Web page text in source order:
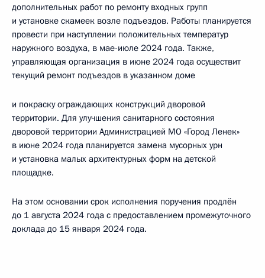
дополнительных работ по ремонту входных групп
и установке скамеек возле подъездов. Работы планируется
провести при наступлении положительных температур
наружного воздуха, в мае-июле 2024 года. Также,
управляющая организация в июне 2024 года осуществит
текущий ремонт подъездов в указанном доме
и покраску ограждающих конструкций дворовой
территории. Для улучшения санитарного состояния
дворовой территории Администрацией МО «Город Ленек»
в июне 2024 года планируется замена мусорных урн
и установка малых архитектурных форм на детской
площадке.
На этом основании срок исполнения поручения продлён
до 1 августа 2024 года с предоставлением промежуточного
доклада до 15 января 2024 года.